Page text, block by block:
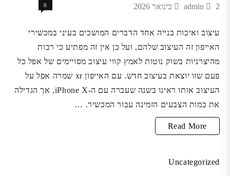
מספר
,ללא
איבוד
admin 2 בינואר 2026 0
עיצוב ואיכות בנייה אחד הדברים המושכים בעיני במכשירי
האייפון זה העיצוב שלהם, ועל כן אין זה מפתיע כי רבות
מהיצרניות בשוק נוטות לאמץ קווי עיצוב מסויימים של אפל כל
פעם שזו יוצאת בעיצוב חדש. עם האייפון xr שמרה אפל על
העיצוב אותו ראינו בשנה שעברה עם ה-iPhone X, אך הגדילה
את כמות הצבעים הזמינה עבור המכשיר. …
אייפון
Read More
Uncategorized